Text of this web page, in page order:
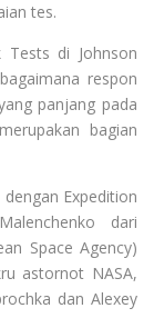
tes.
Tests di Johnson
respon
panjang pada
bagian
Expedition
dari
Space Agency)
astornot NASA,
dan Alexey